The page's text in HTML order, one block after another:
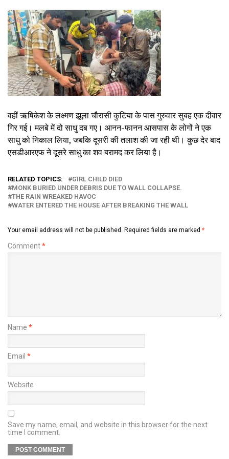
वहीं ऋषिकेश के लक्ष्मण झूला चौरासी कुटिया के पास गुरुवार सुबह एक दीवार
गिर गई। मलबे में दो साधु दब गए। आनन-फानन आसपास के लोगों ने एक
साधु को निकाल लिया, जबकि दूसरी की तलाश की जा रही थी। कुछ देर बाद
एसडीआरएफ ने दूसरे साधु का शव बरामद कर लिया है।
RELATED TOPICS:
GIRL CHILD DIED
MONK BURIED UNDER DEBRIS DUE TO WALL COLLAPSE.
THE RAIN WREAKED HAVOC
WATER ENTERED THE HOUSE AFTER BREAKING THE WALL
Your email address will not be published. Required fields are marked *
Comment*
Name *
Email *
Website
Save my name, email, and website in this browser for the next
time I comment.